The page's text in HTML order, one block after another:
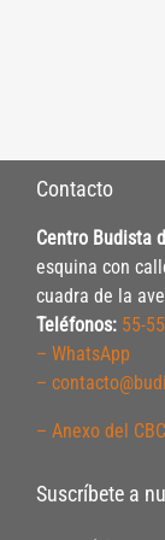
Contacto
Centro Budista
esquina con
cuadra de la
Teléfonos: 55-
– WhatsApp
–
– Anexo del
Suscríbete a